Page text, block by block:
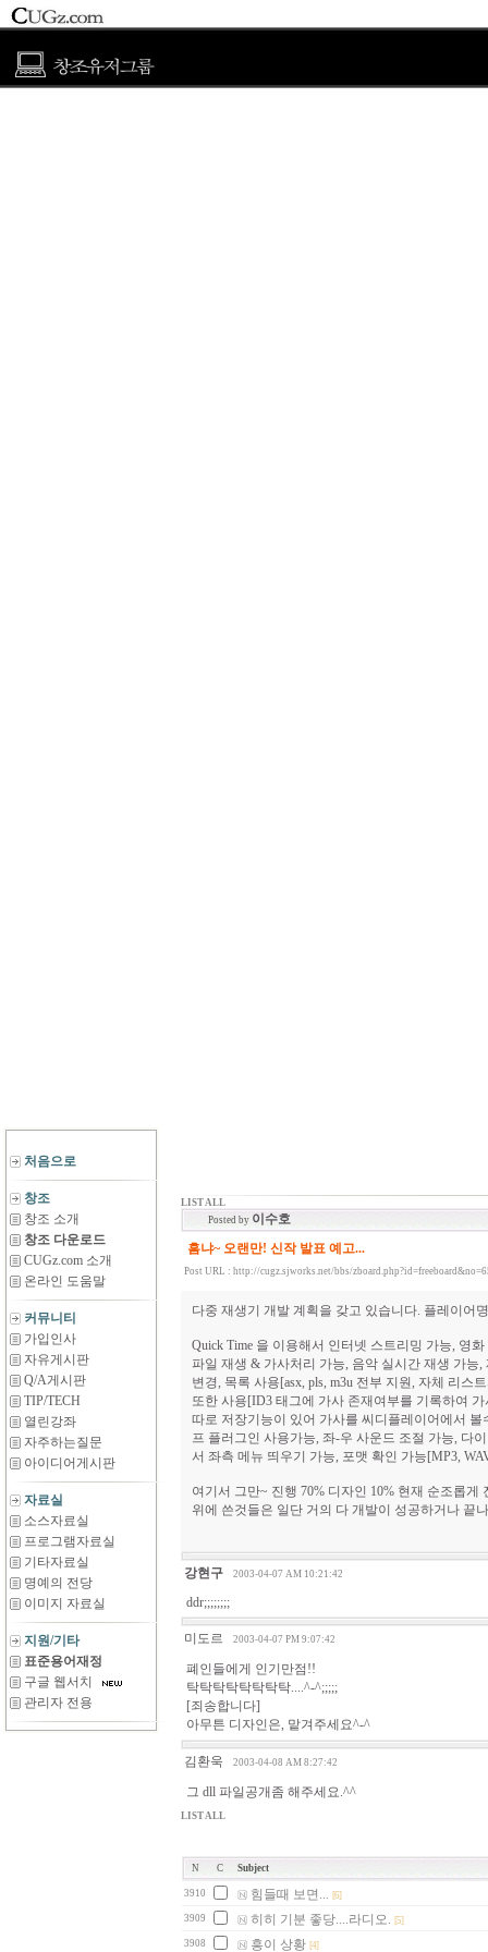
처음으로
창조
창조 소개
창조 다운로드
CUGz.com 소개
온라인 도움말
커뮤니티
가입인사
자유게시판
Q/A게시판
TIP/TECH
열린강좌
자주하는질문
아이디어게시판
자료실
소스자료실
프로그램자료실
기타자료실
명예의 전당
이미지 자료실
지원/기타
표준용어재정
구글 웹서치
관리자 전용
LIST ALL
Posted by 이수호
흠냐~ 오랜만! 신작 발표 예고...
Post URL : http://cugz.sjworks.net/bbs/
다중 재생기 개발 계획을 갖고 있습니다. 플레이어
Quick Time 을 이용해서 인터넷 스트리밍 가능, 영
파일 재생 & 가사처리 가능, 음악 실시간 재생 가능
변경, 목록 사용[asx, pls, m3u 전부 지원, 자체 리스
또한 사용[ID3 태그에 가사 존재여부를 기록하여
따로 저장기능이 있어 가사를 씨디플레이어에서
프 플러그인 사용가능, 좌-우 사운드 조절 가능, 다
서 좌측 메뉴 띄우기 가능, 포맷 확인 가능[MP3,
여기서 그만~ 진행 70% 디자인 10% 현재 순조롭
위에 쓴것들은 일단 거의 다 개발이 성공하거나 끝
강현구 2003-04-07 AM 10:21:42
ddr;;;;;;;;
미도르 2003-04-07 PM 9:07:42
폐인들에게 인기만점!!
탁탁탁탁탁탁탁탁....^-^;;;;;
[죄송합니다]
아무튼 디자인은, 맡겨주세요^-^
김환욱 2003-04-08 AM 8:27:42
그 dll 파일공개좀 해주세요.^^
LIST ALL
N C Subject
3910 힘들때 보면... [6]
3909 히히 기분 좋당....라디오. [5]
3908 흥이 상황 [4]